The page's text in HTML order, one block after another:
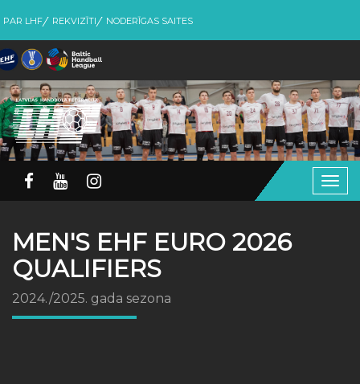
PAR LHF REKVIZĪTI NODERĪGAS SAITES
MEN'S EHF EURO 2026
QUALIFIERS
2024./2025. gada sezona